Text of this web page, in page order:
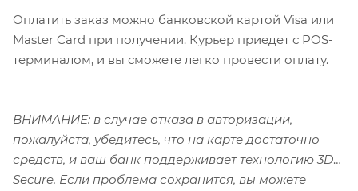
Оплатить заказ можно банковской картой Visa или
Master Card при получении. Курьер приедет с POS-
терминалом, и вы сможете легко провести оплату.
ВНИМАНИЕ: в случае отказа в авторизации,
пожалуйста, убедитесь, что на карте достаточно
средств, и ваш банк поддерживает технологию 3D-
Secure. Если проблема сохранится, вы можете